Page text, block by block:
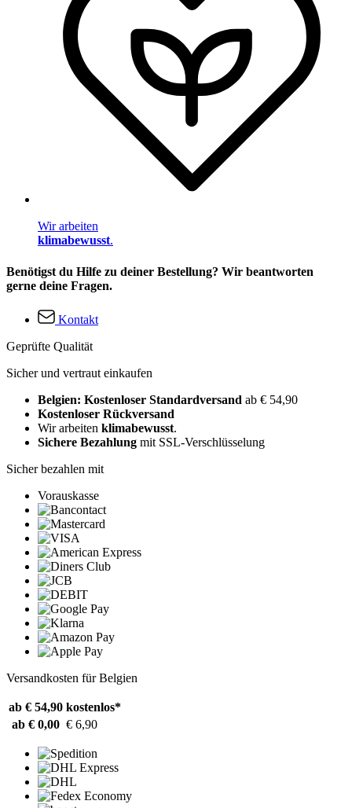
Wir arbeiten
klimabewusst.
Benötigst du Hilfe zu deiner Bestellung? Wir beantworten
gerne deine Fragen.
Kontakt
Geprüfte Qualität
Sicher und vertraut einkaufen
Belgien: Kostenloser Standardversand ab € 54,90
Kostenloser Rückversand
Wir arbeiten klimabewusst.
Sichere Bezahlung mit SSL-Verschlüsselung
Sicher bezahlen mit
Vorauskasse
Versandkosten für Belgien
ab € 54,90 kostenlos*
ab € 0,00 € 6,90